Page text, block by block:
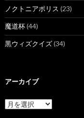
ノクトニアポリス (23)
魔道杯(44)
黒ウィズクイズ(34)
アーカイブ
ア
ー